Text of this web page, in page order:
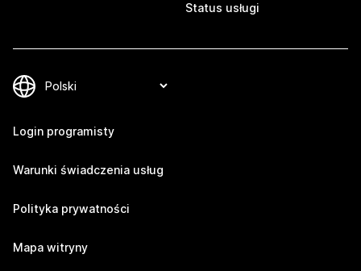
Status usługi
Login programisty
Warunki świadczenia usług
Polityka prywatności
Mapa witryny